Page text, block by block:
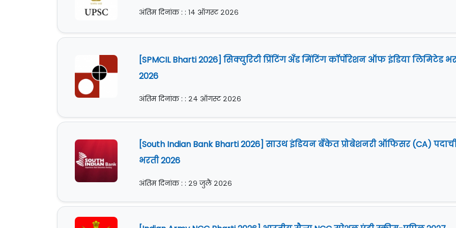
अंतिम दिनांक : : १४ ऑगस्ट २०२६
[SPMCIL Bharti 2026] सिक्युरिटी प्रिंटिंग अँड मिंटिंग कॉर्पोरेशन ऑफ इंडिया लिमिटेड
2026
अंतिम दिनांक : : २४ ऑगस्ट २०२६
[South Indian Bank Bharti 2026] साउथ इंडियन बँकेत प्रोबेशनरी ऑफिसर (CA)
भरती 2026
अंतिम दिनांक : : २९ जुलै २०२६